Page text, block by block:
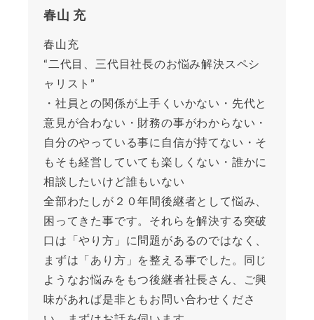
春山 充
春山充
“二代目、三代目社長のお悩み解決スペシ
ャリスト”
・社員との関係が上手くいかない・先代と
意見が合わない・財務の事がわからない・
自分のやっている事に自信が持てない・そ
もそも経営していても楽しくない・誰かに
相談したいけど誰もいない
全部わたしが２０年間後継者として悩み、
困ってきた事です。それらを解決する突破
口は「やり方」に問題があるのではなく、
まずは「あり方」を整える事でした。同じ
ようなお悩みをもつ後継者社長さん、ご興
味があれば是非ともお問い合わせくださ